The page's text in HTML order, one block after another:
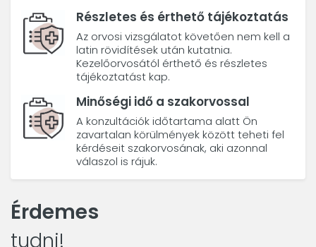
Részletes és érthető tájékoztatás
Az orvosi vizsgálatot követően nem kell a
latin rövidítések után kutatnia.
Kezelőorvosától érthető és részletes
tájékoztatást kap.
Minőségi idő a szakorvossal
A konzultációk időtartama alatt Ön
zavartalan körülmények között teheti fel
kérdéseit szakorvosának, aki azonnal
válaszol is rájuk.
Érdemes
tudni!